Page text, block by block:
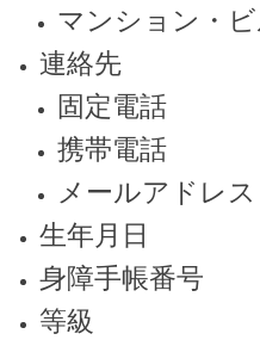
マンション・
連絡先
固定電話
携帯電話
メールアドレス
生年月日
身障手帳番号
等級